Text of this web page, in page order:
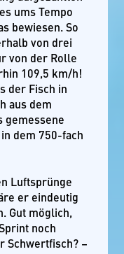
ums Tempo
bewiesen. So
von drei
von der Rolle
109,5 km/h!
der Fisch in
aus dem
gemessene
dem 750-fach
Luftsprünge
er eindeutig
Gut möglich,
noch
Schwertfisch? –